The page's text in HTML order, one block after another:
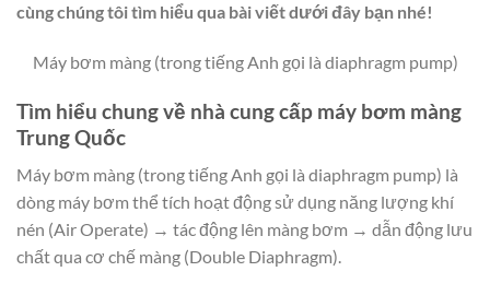
cùng chúng tôi tìm hiểu qua bài viết dưới đây bạn nhé!
Máy bơm màng (trong tiếng Anh gọi là diaphragm pump)
Tìm hiểu chung về nhà cung cấp máy bơm màng
Trung Quốc
Máy bơm màng (trong tiếng Anh gọi là diaphragm pump) là
dòng máy bơm thể tích hoạt động sử dụng năng lượng khí
nén (Air Operate) → tác động lên màng bơm → dẫn động lưu
chất qua cơ chế màng (Double Diaphragm).